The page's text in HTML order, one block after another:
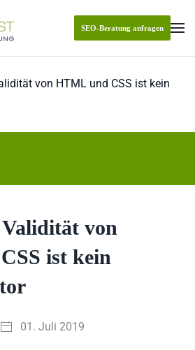
SEO-Beratung anfragen
von HTML und CSS ist kein
von
ist kein
01. Juli 2019